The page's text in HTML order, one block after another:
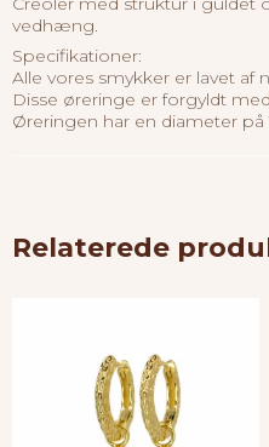
vedhæng.
Specifikationer:
Alle vores smykker er lavet af
Disse øreringe er forgyldt
Øreringen har en diameter på
Relaterede